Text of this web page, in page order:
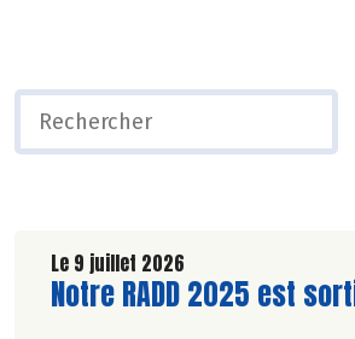
Le 9 juillet 2026
Lire la suite de l'article
Notre RADD 2025 est